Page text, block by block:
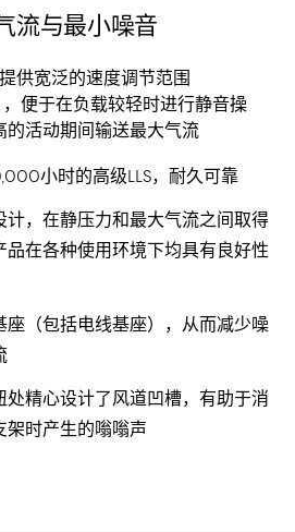
流与最小噪音
供宽泛的速度调节范围
，便于在负载较轻时进行静音操
活动期间输送最大气流
小时的高级LLS，耐久可靠
计，在静压力和最大气流之间取得
品在各种使用环境下均具有良好性
座（包括电线基座），从而减少噪
处精心设计了风道凹槽，有助于消
架时产生的嗡嗡声